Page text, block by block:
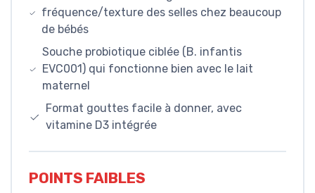
fréquence/texture des selles chez beaucoup
de bébés
Souche probiotique ciblée (B. infantis
EVC001) qui fonctionne bien avec le lait
maternel
Format gouttes facile à donner, avec
vitamine D3 intégrée
POINTS FAIBLES